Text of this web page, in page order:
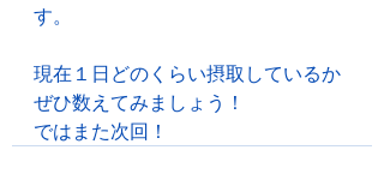
す。
現在１日どのくらい摂取しているか
ぜひ数えてみましょう！
ではまた次回！